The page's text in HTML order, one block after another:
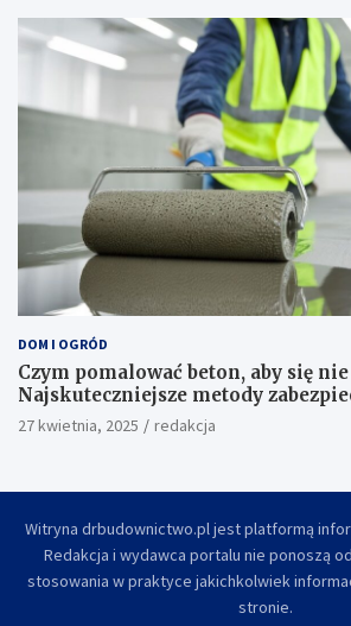
DOM I OGRÓD
Czym pomalować beton, aby się
Najskuteczniejsze metody
27 kwietnia, 2025 redakcja
Witryna drbudownictwo.pl jest platformą
Redakcja i wydawca portalu nie ponoszą
stosowania w praktyce jakichkolwiek
stronie.